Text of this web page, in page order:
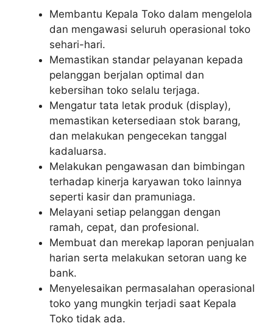
Membantu Kepala Toko dalam mengelola
dan mengawasi seluruh operasional toko
sehari-hari.
Memastikan standar pelayanan kepada
pelanggan berjalan optimal dan
kebersihan toko selalu terjaga.
Mengatur tata letak produk (display),
memastikan ketersediaan stok barang,
dan melakukan pengecekan tanggal
kadaluarsa.
Melakukan pengawasan dan bimbingan
terhadap kinerja karyawan toko lainnya
seperti kasir dan pramuniaga.
Melayani setiap pelanggan dengan
ramah, cepat, dan profesional.
Membuat dan merekap laporan penjualan
harian serta melakukan setoran uang ke
bank.
Menyelesaikan permasalahan operasional
toko yang mungkin terjadi saat Kepala
Toko tidak ada.